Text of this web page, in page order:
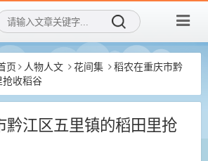
页 人物人文 花间集
稻农在重庆市黔
收稻谷
黔江区五里镇的稻田里抢